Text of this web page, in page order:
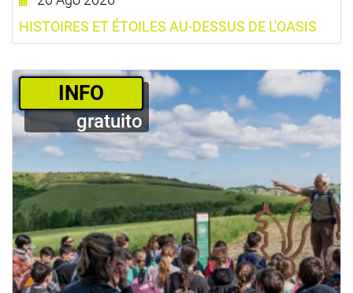
HISTOIRES ET ÉTOILES AU-DESSUS DE L'OASIS
­INFO
gratuito